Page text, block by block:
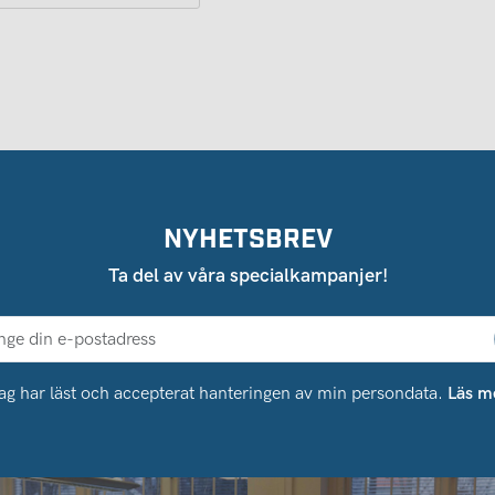
NYHETSBREV
Ta del av våra specialkampanjer!
har läst och accepterat hanteringen av min persondata. Läs